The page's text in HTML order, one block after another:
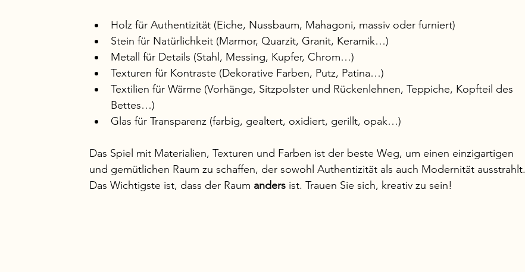
Holz für Authentizität (Eiche, Nussbaum, Mahagoni, massiv oder furniert)
Stein für Natürlichkeit (Marmor, Quarzit, Granit, Keramik…)
Metall für Details (Stahl, Messing, Kupfer, Chrom…)
Texturen für Kontraste (Dekorative Farben, Putz, Patina…)
Textilien für Wärme (Vorhänge, Sitzpolster und Rückenlehnen, Teppiche, Kopfteil des
Bettes…)
Glas für Transparenz (farbig, gealtert, oxidiert, gerillt, opak…)
Das Spiel mit Materialien, Texturen und Farben ist der beste Weg, um einen einzigartigen
und gemütlichen Raum zu schaffen, der sowohl Authentizität als auch Modernität ausstrahlt.
Das Wichtigste ist, dass der Raum anders ist. Trauen Sie sich, kreativ zu sein!